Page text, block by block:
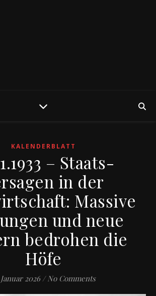
KALENDERBLATT
– Staats-
in der
Massive
und neue
bedrohen die
Höfe
Januar 2026 / No Comments